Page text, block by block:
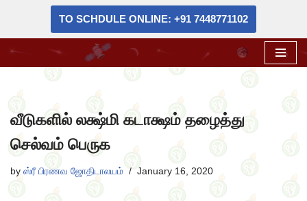
Skip
to
content
TO SCHDULE ONLINE: +91 7448771102
வீடுகளில் லக்ஷ்மி கடாக்ஷம் தழைத்து
செல்வம் பெருக
by ஸ்ரீ பிரணவ ஜோதிடாலயம் January 16, 2020